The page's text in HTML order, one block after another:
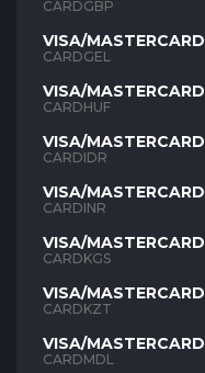
GBP
CARDGBP
VISA/MASTERCARD
GEL
CARDGEL
VISA/MASTERCARD
HUF
CARDHUF
VISA/MASTERCARD
IDR
CARDIDR
VISA/MASTERCARD
INR
CARDINR
VISA/MASTERCARD
KGS
CARDKGS
VISA/MASTERCARD
KZT
CARDKZT
VISA/MASTERCARD
MDL
CARDMDL